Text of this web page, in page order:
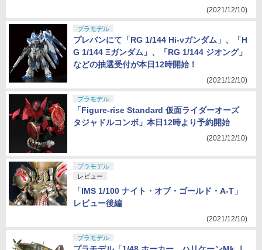
(2021/12/10)
プラモデル
プレバンにて「RG 1/144 Hi-νガンダム」、「H
G 1/144 Ξガンダム」、「RG 1/144 ジオング」
などの抽選受付が本日12時開始！
(2021/12/10)
プラモデル
「Figure-rise Standard 仮面ライダーオーズ
タジャドルコンボ」本日12時より予約開始
(2021/12/10)
プラモデル
レビュー
「IMS 1/100 ナイト・オブ・ゴールド・A-T」
レビュー後編
(2021/12/10)
プラモデル